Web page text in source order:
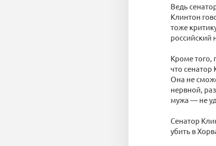
Ведь
Клинтон
тоже
российский
Кроме того,
что
Она не
нервной,
мужа — не
Сенатор
убить в